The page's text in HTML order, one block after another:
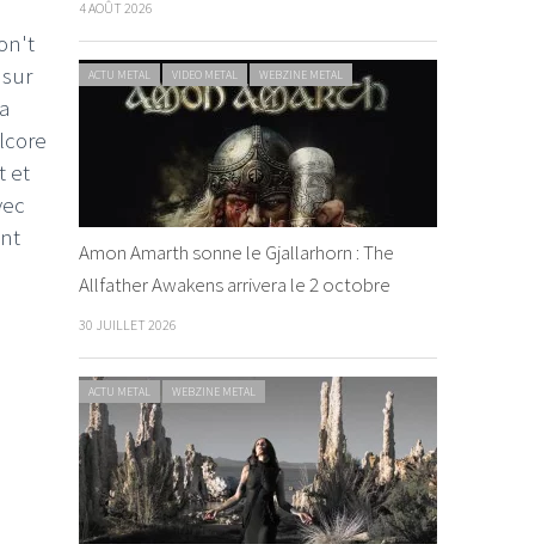
et
4 AOÛT 2026
ACTU METAL VIDEO METAL WEBZINE METAL
Amon Amarth sonne le Gjallarhorn : The
Allfather Awakens arrivera le 2 octobre
30 JUILLET 2026
ACTU METAL WEBZINE METAL